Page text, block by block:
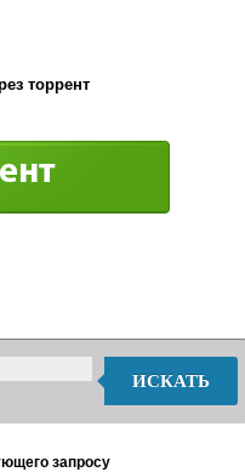
торрент
ИСКАТЬ
запросу